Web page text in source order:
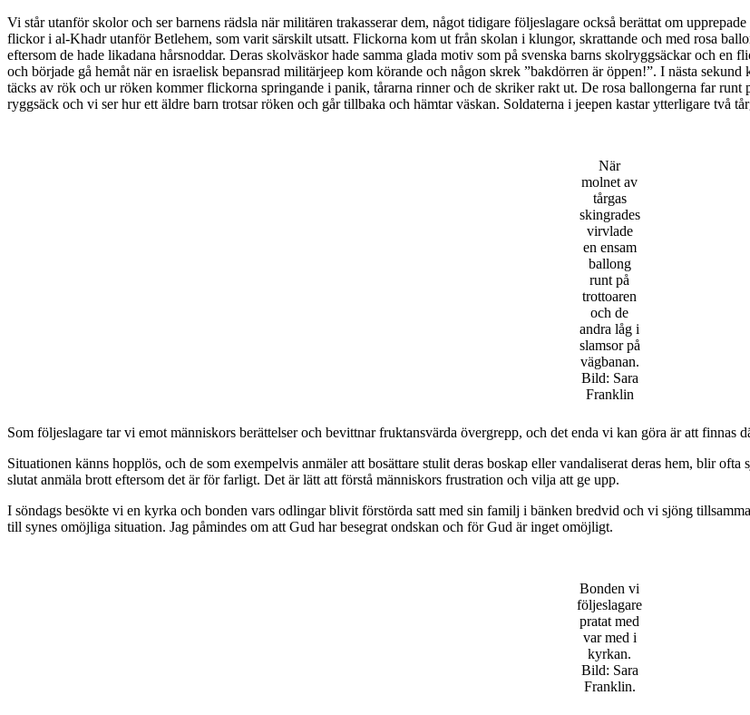
Vi står utanför skolor och ser barnens rädsla när militären trakasserar dem, något tidigare följeslagare också berättat om
flickor i al-Khadr utanför Betlehem, som varit särskilt utsatt. Flickorna kom ut från skolan i klungor, skrattande och med rosa
eftersom de hade likadana hårsnoddar. Deras skolväskor hade samma glada motiv som på svenska barns skolryggsäckar och
och började gå hemåt när en israelisk bepansrad militärjeep kom körande och någon skrek ”bakdörren är öppen!”. I nästa
täcks av rök och ur röken kommer flickorna springande i panik, tårarna rinner och de skriker rakt ut. De rosa ballongerna far runt
ryggsäck och vi ser hur ett äldre barn trotsar röken och går tillbaka och hämtar väskan. Soldaterna i jeepen kastar ytterligare två
När
molnet av
tårgas
skingrades
virvlade
en ensam
ballong
runt på
trottoaren
och de
andra låg i
slamsor på
vägbanan.
Bild: Sara
Franklin
Som följeslagare tar vi emot människors berättelser och bevittnar fruktansvärda övergrepp, och det enda vi kan göra är att
Situationen känns hopplös, och de som exempelvis anmäler att bosättare stulit deras boskap eller vandaliserat deras hem, blir
slutat anmäla brott eftersom det är för farligt. Det är lätt att förstå människors frustration och vilja att ge upp.
I söndags besökte vi en kyrka och bonden vars odlingar blivit förstörda satt med sin familj i bänken bredvid och vi sjöng
till synes omöjliga situation. Jag påmindes om att Gud har besegrat ondskan och för Gud är inget omöjligt.
Bonden vi
följeslagare
pratat med
var med i
kyrkan.
Bild: Sara
Franklin.